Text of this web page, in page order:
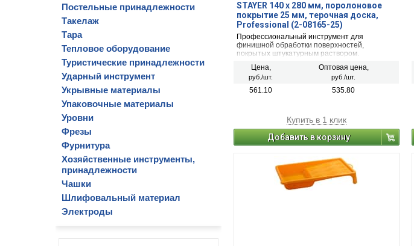
Постельные принадлежности
Такелаж
Тара
Тепловое оборудование
Туристические принадлежности
Ударный инструмент
Укрывные материалы
Упаковочные материалы
Уровни
Фрезы
Фурнитура
Хозяйственные инструменты,
принадлежности
Чашки
Шлифовальный материал
Электроды
STAYER 140 x 280 мм, поролоновое
покрытие 25 мм, терочная доска,
Professional (2-08165-25)
Профессиональный инструмент для
финишной обработки поверхностей,
покрытых штукатурным раствором.
обладает повышенной износостойкостью к
истиранию, а поролоновое покрытие
обеспечивает равномерное нанесение и не
Цена,
руб./шт.
Оптовая цена,
руб./шт.
561.10 535.80
Купить в 1 клик
Добавить в корзину